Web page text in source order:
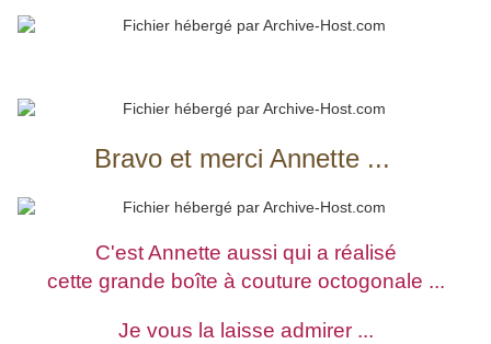
Bravo et merci Annette ...
C'est Annette aussi qui a réalisé
cette grande boîte à couture octogonale ...
Je vous la laisse admirer ...